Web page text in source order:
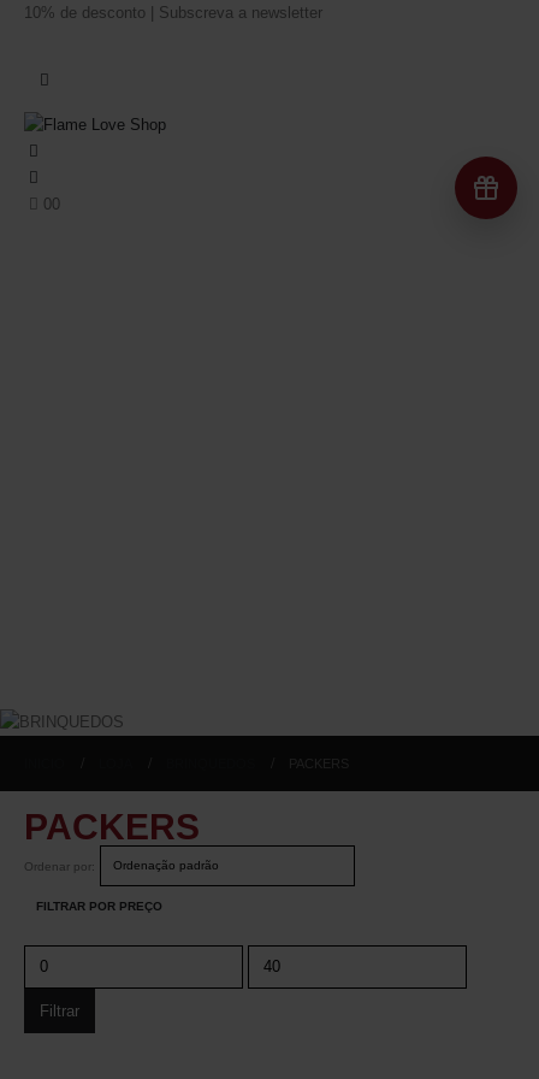
10% de desconto | Subscreva a newsletter
00
PACKERS
PACKERS
Ordenar por:
FILTRAR POR PREÇO
Filtrar